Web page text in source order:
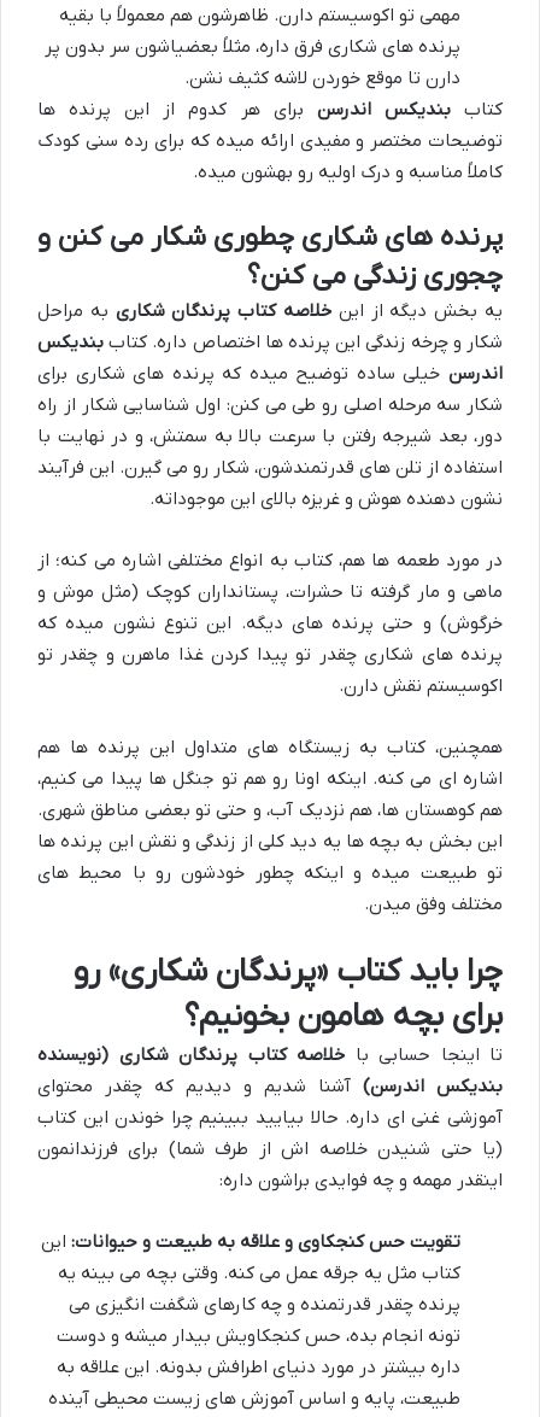
مهمی تو اکوسیستم دارن. ظاهرشون هم معمولاً با بقیه
پرنده های شکاری فرق داره، مثلاً بعضیاشون سر بدون پر
دارن تا موقع خوردن لاشه کثیف نشن.
کتاببندیکس اندرسن برای هر کدوم از این پرنده ها
توضیحات مختصر و مفیدی ارائه میده که برای رده سنی کودک
کاملاً مناسبه و درک اولیه رو بهشون میده.
پرنده های شکاری چطوری شکار می کنن و
چجوری زندگی می کنن؟
یه بخش دیگه از این خلاصه کتاب پرندگان شکاری به مراحل
شکار و چرخه زندگی این پرنده ها اختصاص داره. کتاب بندیکس
اندرسن خیلی ساده توضیح میده که پرنده های شکاری برای
شکار سه مرحله اصلی رو طی می کنن: اول شناسایی شکار از راه
دور، بعد شیرجه رفتن با سرعت بالا به سمتش، و در نهایت با
استفاده از تلن های قدرتمندشون، شکار رو می گیرن. این فرآیند
نشون دهنده هوش و غریزه بالای این موجوداته.
در مورد طعمه ها هم، کتاب به انواع مختلفی اشاره می کنه؛ از
ماهی و مار گرفته تا حشرات، پستانداران کوچک (مثل موش و
خرگوش) و حتی پرنده های دیگه. این تنوع نشون میده که
پرنده های شکاری چقدر تو پیدا کردن غذا ماهرن و چقدر تو
اکوسیستم نقش دارن.
همچنین، کتاب به زیستگاه های متداول این پرنده ها هم
اشاره ای می کنه. اینکه اونا رو هم تو جنگل ها پیدا می کنیم،
هم کوهستان ها، هم نزدیک آب، و حتی تو بعضی مناطق شهری.
این بخش به بچه ها یه دید کلی از زندگی و نقش این پرنده ها
تو طبیعت میده و اینکه چطور خودشون رو با محیط های
مختلف وفق میدن.
چرا باید کتاب «پرندگان شکاری» رو
برای بچه هامون بخونیم؟
تا اینجا حسابی با خلاصه کتاب پرندگان شکاری (نویسنده
بندیکس اندرسن) آشنا شدیم و دیدیم که چقدر محتوای
آموزشی غنی ای داره. حالا بیایید ببینیم چرا خوندن این کتاب
(یا حتی شنیدن خلاصه اش از طرف شما) برای فرزندانمون
اینقدر مهمه و چه فوایدی براشون داره:
تقویت حس کنجکاوی و علاقه به طبیعت و حیوانات: این
کتاب مثل یه جرقه عمل می کنه. وقتی بچه می بینه یه
پرنده چقدر قدرتمنده و چه کارهای شگفت انگیزی می
تونه انجام بده، حس کنجکاویش بیدار میشه و دوست
داره بیشتر در مورد دنیای اطرافش بدونه. این علاقه به
طبیعت، پایه و اساس آموزش های زیست محیطی آینده